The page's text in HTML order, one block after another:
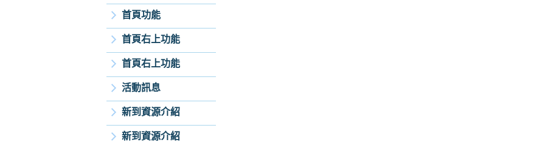
首頁功能
首頁右上功能
首頁右上功能
活動訊息
新到資源介紹
新到資源介紹